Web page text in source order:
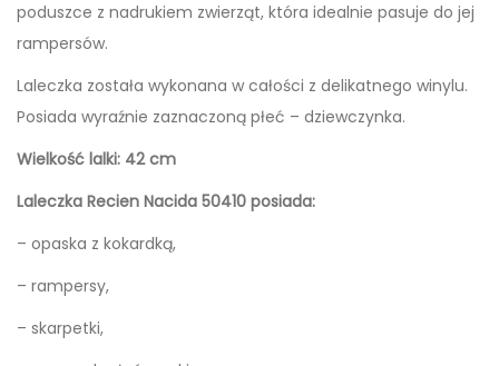
N
5
0
4
0
poduszce z nadrukiem zwierząt, która idealnie pasuje do jej
rampersów.
Laleczka została wykonana w całości z delikatnego winylu.
Posiada wyraźnie zaznaczoną płeć – dziewczynka.
Wielkość lalki: 42 cm
Laleczka Recien Nacida 50410 posiada:
– opaska z kokardką,
– rampersy,
– skarpetki,